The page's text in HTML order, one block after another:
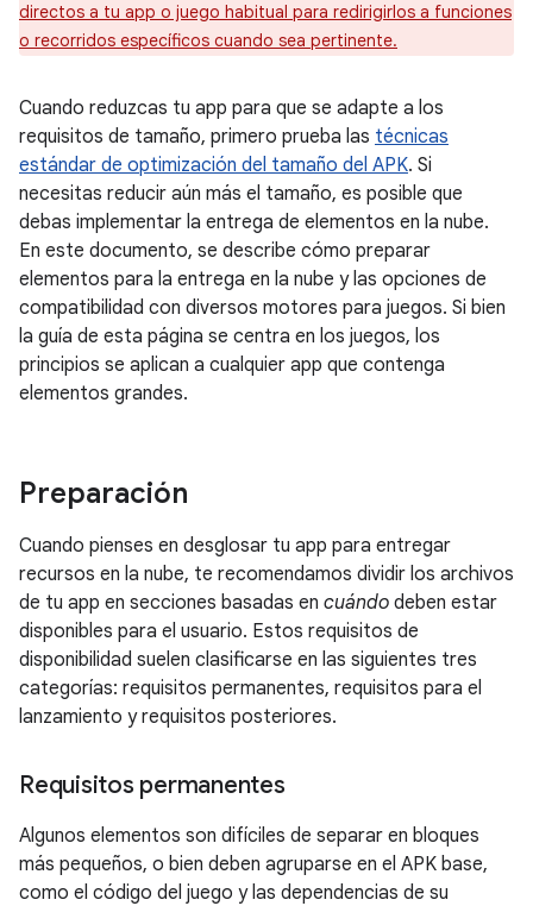
directos a tu app o juego habitual para redirigirlos a funciones
o recorridos específicos cuando sea pertinente.
Cuando reduzcas tu app para que se adapte a los
requisitos de tamaño, primero prueba las técnicas
estándar de optimización del tamaño del APK. Si
necesitas reducir aún más el tamaño, es posible que
debas implementar la entrega de elementos en la nube.
En este documento, se describe cómo preparar
elementos para la entrega en la nube y las opciones de
compatibilidad con diversos motores para juegos. Si bien
la guía de esta página se centra en los juegos, los
principios se aplican a cualquier app que contenga
elementos grandes.
Preparación
Cuando pienses en desglosar tu app para entregar
recursos en la nube, te recomendamos dividir los archivos
de tu app en secciones basadas en cuándo deben estar
disponibles para el usuario. Estos requisitos de
disponibilidad suelen clasificarse en las siguientes tres
categorías: requisitos permanentes, requisitos para el
lanzamiento y requisitos posteriores.
Requisitos permanentes
Algunos elementos son difíciles de separar en bloques
más pequeños, o bien deben agruparse en el APK base,
como el código del juego y las dependencias de su